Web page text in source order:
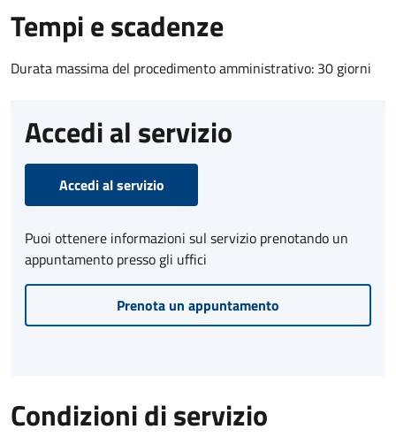
Tempi e scadenze
Durata massima del procedimento amministrativo: 30 giorni
Accedi al servizio
Accedi al servizio
Puoi ottenere informazioni sul servizio prenotando un
appuntamento presso gli uffici
Prenota un appuntamento
Condizioni di servizio